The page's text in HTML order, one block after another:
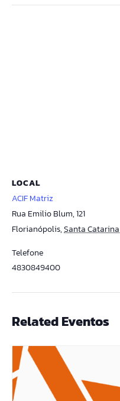
LOCAL
ACIF Matriz
Rua Emilio Blum, 121
Florianópolis,Santa Catarina
Telefone
4830849400
Related Eventos